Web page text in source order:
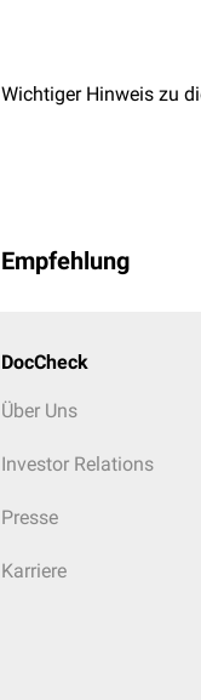
Wichtiger Hinweis zu
Empfehlung
DocCheck
Über Uns
Investor Relations
Presse
Karriere